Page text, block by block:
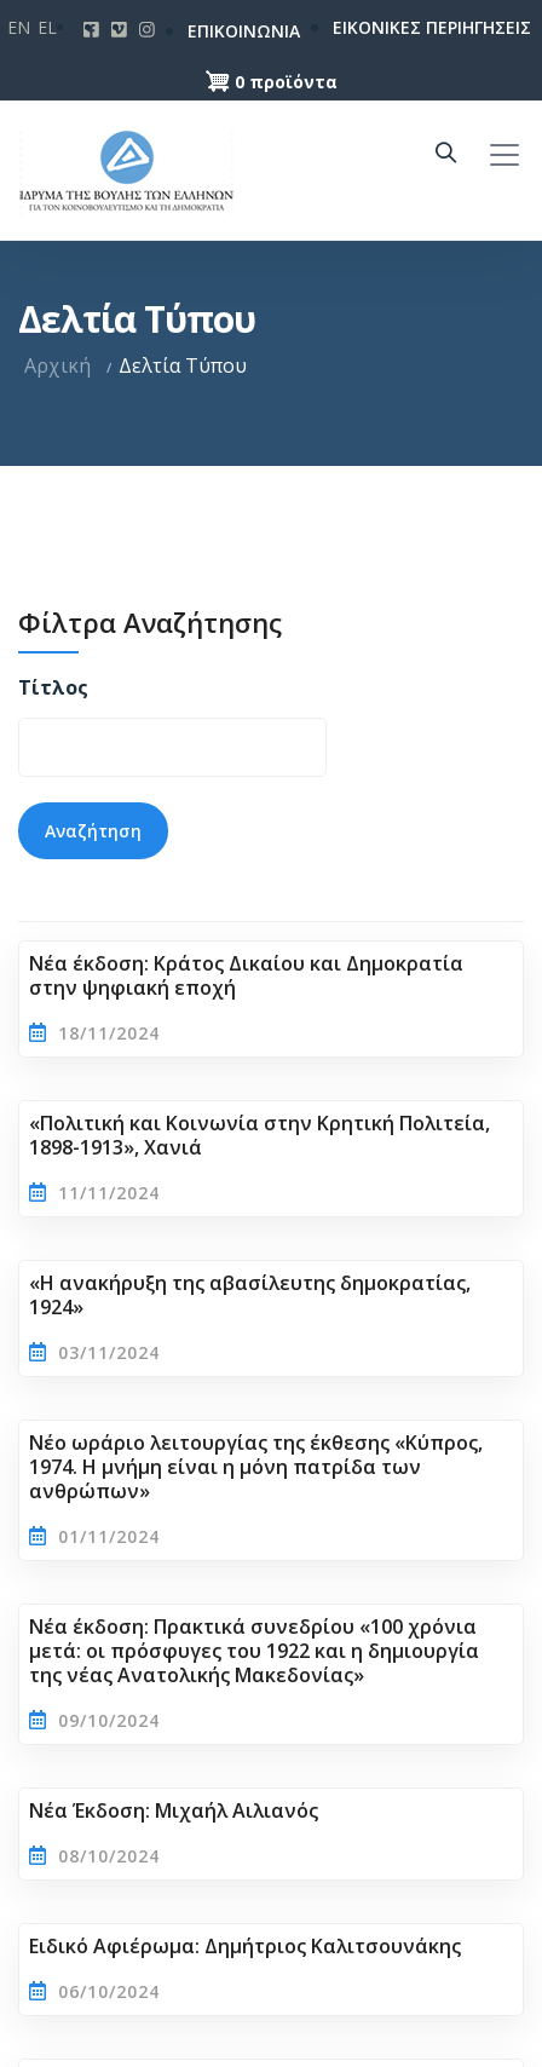
κυρίως
περιεχόμενο
EN EL ΕΠΙΚΟΙΝΩΝΙΑ ΕΙΚΟΝΙΚΕΣ ΠΕΡΙΗΓΗΣΕΙΣ
0 προϊόντα
Δελτία Τύπου
Αρχική Δελτία Τύπου
Φίλτρα Αναζήτησης
Τίτλος
Νέα έκδοση: Κράτος Δικαίου και Δημοκρατία
στην ψηφιακή εποχή
18/11/2024
«Πολιτική και Κοινωνία στην Κρητική Πολιτεία,
1898-1913», Χανιά
11/11/2024
«Η ανακήρυξη της αβασίλευτης δημοκρατίας,
1924»
03/11/2024
Νέο ωράριο λειτουργίας της έκθεσης «Κύπρος,
1974. Η μνήμη είναι η μόνη πατρίδα των
ανθρώπων»
01/11/2024
Νέα έκδοση: Πρακτικά συνεδρίου «100 χρόνια
μετά: οι πρόσφυγες του 1922 και η δημιουργία
της νέας Ανατολικής Μακεδονίας»
09/10/2024
Νέα Έκδοση: Μιχαήλ Αιλιανός
08/10/2024
Ειδικό Αφιέρωμα: Δημήτριος Καλιτσουνάκης
06/10/2024